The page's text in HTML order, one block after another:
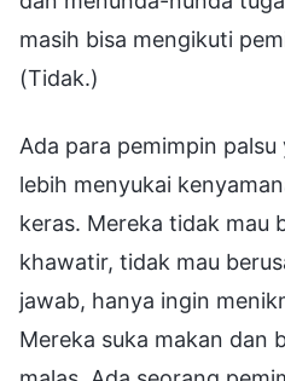
masih bisa mengikuti
(Tidak.)
Ada para pemimpin
lebih menyukai
keras. Mereka tidak mau
khawatir, tidak mau
jawab, hanya ingin
Mereka suka makan dan